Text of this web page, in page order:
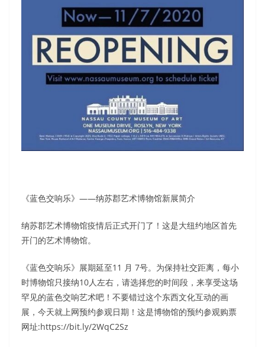
《蓝色交响乐》——纳苏郡艺术博物馆新展简介
纳苏郡艺术博物馆疫情后正式开门了！这是大纽约地区首先
开门的艺术博物馆。
《蓝色交响乐》展期延至11 月 7号。为保持社交距离，每小
时博物馆只接纳10人左右，请选择您的时间段，来享受这场
罕见的蓝色交响艺术吧！不要错过这个东西文化互动的画
展，今天就上网预约参观日期！这是博物馆的预约参观购票
网址:https://bit.ly/2WqC2Sz